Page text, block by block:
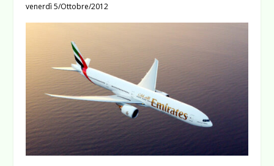
venerdì 5/Ottobre/2012